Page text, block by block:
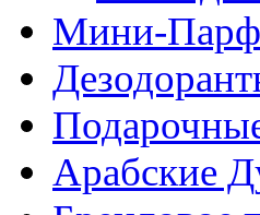
Мини-
Арабские